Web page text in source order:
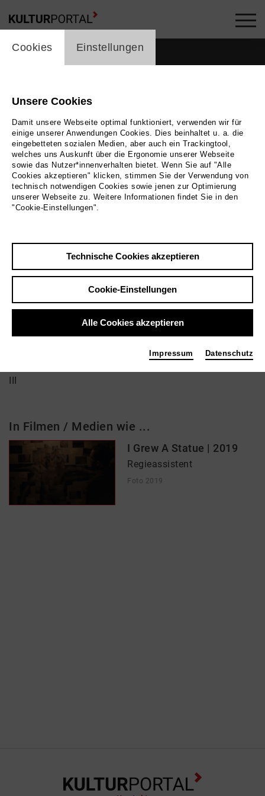
Zurück|Übersicht
III
In Filmen / Medien wie ...
I Grew A Statue | 2019
Regieassistent
Foto 2019
cookie_layer
Cookies Einstellungen
Unsere Cookies
Damit unsere Webseite optimal funktioniert, verwenden wir für
einige unserer Anwendungen Cookies. Dies beinhaltet u. a. die
eingebetteten sozialen Medien, aber auch ein Trackingtool,
welches uns Auskunft über die Ergonomie unserer Webseite
sowie das Nutzer*innenverhalten bietet. Wenn Sie auf "Alle
Cookies akzeptieren" klicken, stimmen Sie der Verwendung von
technisch notwendigen Cookies sowie jenen zur Optimierung
unserer Webseite zu. Weitere Informationen findet Sie in den
"Cookie-Einstellungen".
Technische Cookies akzeptieren
Cookie-Einstellungen
Alle Cookies akzeptieren
Impressum Datenschutz